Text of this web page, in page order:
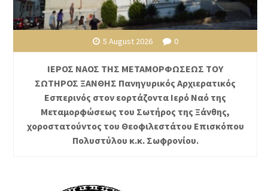
5 August 2026 0
ΙΕΡΟΣ ΝΑΟΣ ΤΗΣ ΜΕΤΑΜΟΡΦΩΣΕΩΣ ΤΟΥ
ΣΩΤΗΡΟΣ ΞΑΝΘΗΣ Πανηγυρικός Αρχιερατικός
Εσπερινός στον εορτάζοντα Ιερό Ναό της
Μεταμορφώσεως του Σωτήρος της Ξάνθης,
χοροστατούντος του Θεοφιλεστάτου Επισκόπου
Πολυστύλου κ.κ. Σωφρονίου.